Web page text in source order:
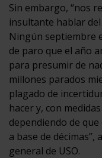
Sin embargo, “nos
insultante hablar
Ningún septiembre
de paro que el año
para presumir de
millones parados
plagado de
hacer y, con
dependiendo de
a base de
general de USO.